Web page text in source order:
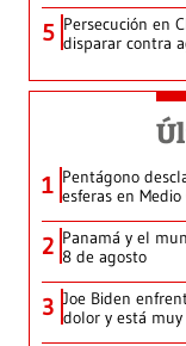
5 Persecución en
disparar contra
1 Pentágono
esferas en
2 Panamá y el
8 de agosto
3 Joe Biden
dolor y está muy